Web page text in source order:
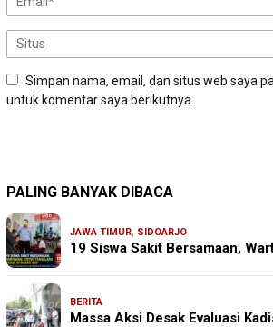
Simpan nama, email, dan situs web saya
untuk komentar saya berikutnya.
PALING BANYAK DIBACA
JAWA TIMUR SIDOARJO
19 Siswa Sakit Bersamaan,
BERITA
Massa Aksi Desak Evaluasi